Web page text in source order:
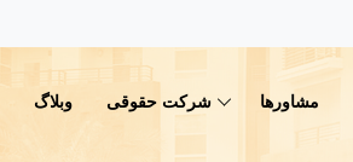
مشاورها شرکت حقوقی وبلاگ